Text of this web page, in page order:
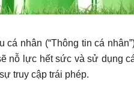
nhân (“Thông tin cá
nỗ lực hết sức và sử dụng
truy cập trái phép.